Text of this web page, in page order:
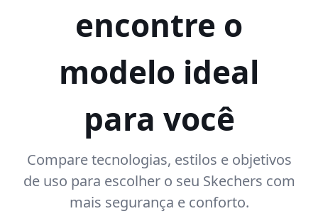
encontre o
modelo ideal
para você
Compare tecnologias, estilos e objetivos
de uso para escolher o seu Skechers com
mais segurança e conforto.